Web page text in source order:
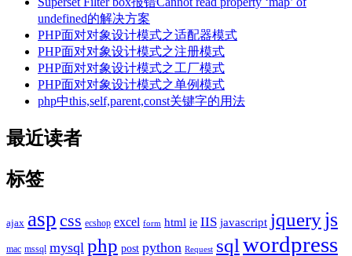
undefined的解决方案
PHP面对对象设计模式之适配器模式
PHP面对对象设计模式之注册模式
PHP面对对象设计模式之工厂模式
PHP面对对象设计模式之单例模式
php中this,self,parent,const关键字的用法
最近读者
标签
ajax asp css ecshop excel form html ie IIS javascript jqueryjs
mac mssql mysql php post python Request sql wordpress